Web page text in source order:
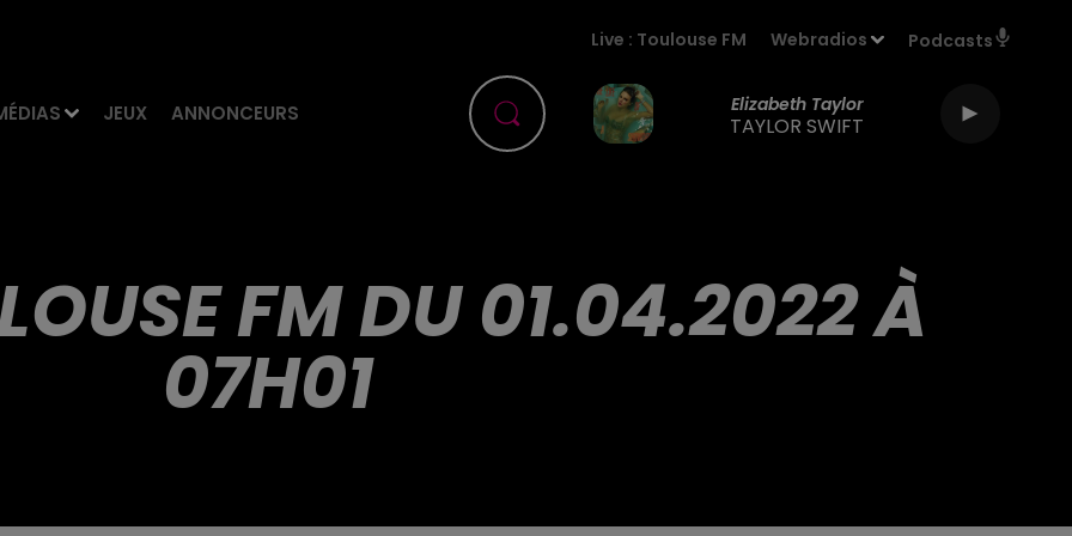
JEUX ANNONCEURS
Live : Toulouse FM Webradios Podcasts
Elizabeth Taylor
TAYLOR SWIFT
FM DU 01.04.2022 À
07H01